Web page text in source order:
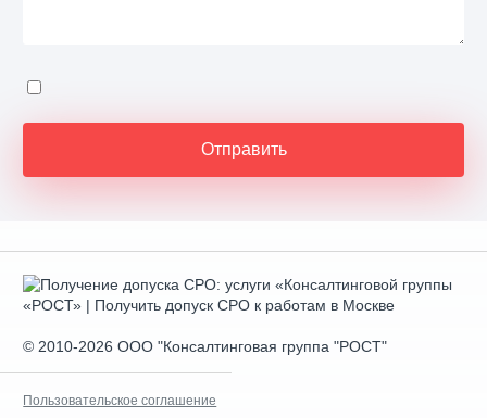
© 2010-2026 ООО "Консалтинговая группа "РОСТ"
Пользовательское соглашение